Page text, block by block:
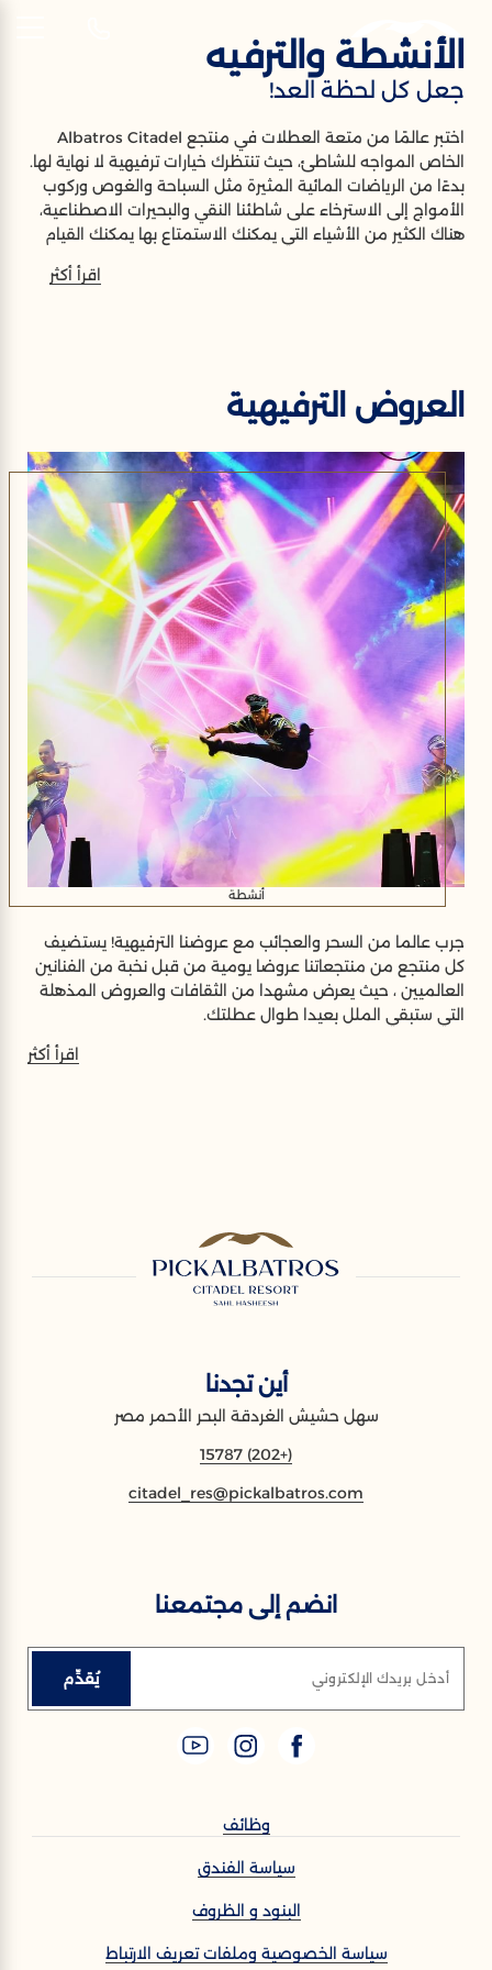
AR
أنشطة
جعل كل لحظة العد!
الأنشطة والترفيه
جعل كل لحظة العد!
اختبر عالمًا من متعة العطلات في منتجع Albatros Citadel
الخاص المواجه للشاطئ، حيث تنتظرك خيارات ترفيهية لا نهاية لها.
بدءًا من الرياضات المائية المثيرة مثل السباحة والغوص وركوب
الأمواج إلى الاسترخاء على شاطئنا النقي والبحيرات الاصطناعية،
هناك الكثير من الأشياء التي يمكنك الاستمتاع بها يمكنك القيام
ودية مع أنشطة مثل الكرة الطائرة، والتجديف، والتمارين الرياضية،
منتجعنا الصحي. حافظ على نشاطك وحقق أهداف اللياقة البدنية
الخاصة بك في نادي اللياقة البدنية المجهز تجهيزًا جيدًا. استرخِ في
انغمس في الحياة الليلية النابضة بالحياة في Albatros Citadel.
لم ننس الصغار. منتجعنا يهتم بالأطفال ويقدم مرافق خاصة مثل
الملاعب وحمامات السباحة المخصصة لهم فقط. يوفر نادي
الأطفال برامج وأنشطة مبهجة ومليئة بالمرح في سهل حشيش
لإبقائهم مستمتعين، وتتوفر خدمات مجالسة الأطفال عند الطلب
مقابل تكلفة إضافية. انضم إلينا لقضاء عطلة رائعة، حيث تنتظر
كل فرد من أفراد العائلة ذكريات لا تُنسى.
اقرأ أكثر
العروض الترفيهية
أنشطة
جرب عالما من السحر والعجائب مع عروضنا الترفيهية! يستضيف
كل منتجع من منتجعاتنا عروضا يومية من قبل نخبة من الفنانين
العالميين ، حيث يعرض مشهدا من الثقافات والعروض المذهلة
التي ستبقي الملل بعيدا طوال عطلتك.
اقرأ أكثر
أين تجدنا
سهل حشيش الغردقة البحر الأحمر مصر
(+202) 15787
citadel_res@pickalbatros.com
انضم إلى مجتمعنا
أدخل بريدك الإلكتروني يُقدِّم
وظائف
سياسة الفندق
البنود و الظروف
سياسة الخصوصية وملفات تعريف الارتباط